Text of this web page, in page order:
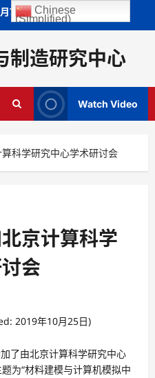
7日
制造研究中心
Watch Video
科学研究中心学术研讨会
京计算科学
会
2019年10月25日)
了由北京计算科学研究中心
为“材料建模与计算机模拟中
Chinese
(Simplified)